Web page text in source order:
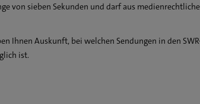
von sieben Sekunden und darf aus
Ihnen Auskunft, bei welchen Sendungen in den
ist.